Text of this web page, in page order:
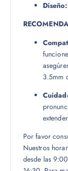
Diseño:
3.5mm
Por favor
Nuestros
desde las